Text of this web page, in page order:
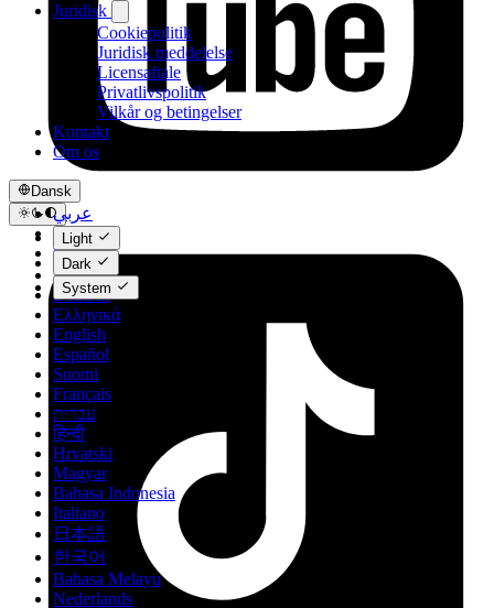
Juridisk
Cookiepolitik
Juridisk meddelelse
Licensaftale
Privatlivspolitik
Vilkår og betingelser
Kontakt
Om os
Dansk
عربي
Català
Čeština
Dansk
Deutsch
Ελληνικά
English
Español
Suomi
Français
עברית
हिन्दी
Hrvatski
Magyar
Bahasa Indonesia
Italiano
日本語
한국어
Bahasa Melayu
Nederlands
Light
Dark
System